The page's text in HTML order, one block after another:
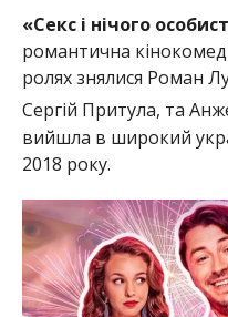
«Секс і нічого
романтична
ролях знялися Роман
Сергій Притула, та
вийшла в широкий
2018 року.